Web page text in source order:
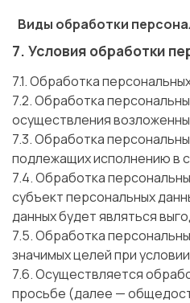
Виды обработки
7. Условия обработки
7.1. Обработка
7.2. Обработка
осуществления
7.3. Обработка
подлежащих исполнению в
7.4. Обработка
субъект персональных
данных будет являться
7.5. Обработка
значимых целей при
7.6. Осуществляется
просьбе (далее —